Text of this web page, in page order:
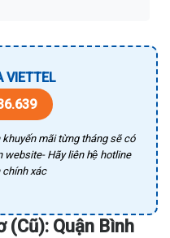
VIETTEL
mãi từng tháng sẽ có
Hãy liên hệ hotline
xác
(Cũ): Quận Bình